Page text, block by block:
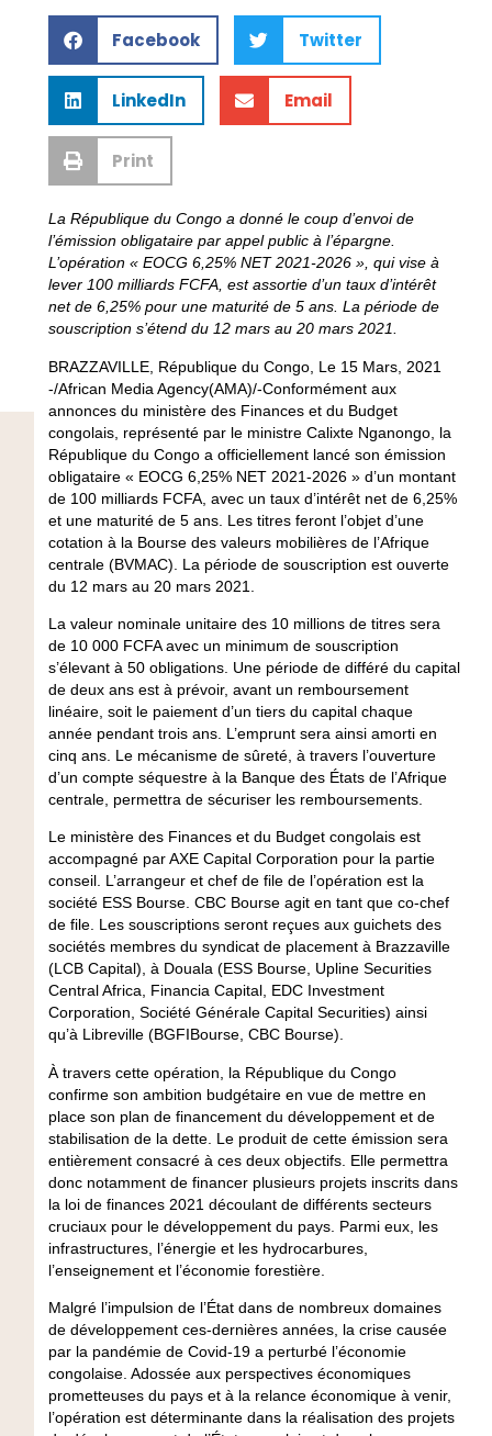
Facebook Twitter
LinkedIn Email
Print
La République du Congo a donné le coup d’envoi de
l’émission obligataire par appel public à l’épargne.
L’opération « EOCG 6,25% NET 2021-2026 », qui vise à
lever 100 milliards FCFA, est assortie d’un taux d’intérêt
net de 6,25% pour une maturité de 5 ans. La période de
souscription s’étend du 12 mars au 20 mars 2021.
BRAZZAVILLE, République du Congo, Le 15 Mars, 2021
-/African Media Agency(AMA)/-Conformément aux
annonces du ministère des Finances et du Budget
congolais, représenté par le ministre Calixte Nganongo, la
République du Congo a officiellement lancé son émission
obligataire « EOCG 6,25% NET 2021-2026 » d’un montant
de 100 milliards FCFA, avec un taux d’intérêt net de 6,25%
et une maturité de 5 ans. Les titres feront l’objet d’une
cotation à la Bourse des valeurs mobilières de l’Afrique
centrale (BVMAC). La période de souscription est ouverte
du 12 mars au 20 mars 2021.
La valeur nominale unitaire des 10 millions de titres sera
de 10 000 FCFA avec un minimum de souscription
s’élevant à 50 obligations. Une période de différé du capital
de deux ans est à prévoir, avant un remboursement
linéaire, soit le paiement d’un tiers du capital chaque
année pendant trois ans. L’emprunt sera ainsi amorti en
cinq ans. Le mécanisme de sûreté, à travers l’ouverture
d’un compte séquestre à la Banque des États de l’Afrique
centrale, permettra de sécuriser les remboursements.
Le ministère des Finances et du Budget congolais est
accompagné par AXE Capital Corporation pour la partie
conseil. L’arrangeur et chef de file de l’opération est la
société ESS Bourse. CBC Bourse agit en tant que co-chef
de file. Les souscriptions seront reçues aux guichets des
sociétés membres du syndicat de placement à Brazzaville
(LCB Capital), à Douala (ESS Bourse, Upline Securities
Central Africa, Financia Capital, EDC Investment
Corporation, Société Générale Capital Securities) ainsi
qu’à Libreville (BGFIBourse, CBC Bourse).
À travers cette opération, la République du Congo
confirme son ambition budgétaire en vue de mettre en
place son plan de financement du développement et de
stabilisation de la dette. Le produit de cette émission sera
entièrement consacré à ces deux objectifs. Elle permettra
donc notamment de financer plusieurs projets inscrits dans
la loi de finances 2021 découlant de différents secteurs
cruciaux pour le développement du pays. Parmi eux, les
infrastructures, l’énergie et les hydrocarbures,
l’enseignement et l’économie forestière.
Malgré l’impulsion de l’État dans de nombreux domaines
de développement ces-dernières années, la crise causée
par la pandémie de Covid-19 a perturbé l’économie
congolaise. Adossée aux perspectives économiques
prometteuses du pays et à la relance économique à venir,
l’opération est déterminante dans la réalisation des projets